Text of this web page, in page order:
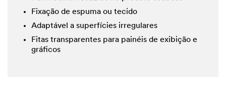
Fixação de espuma ou tecido
Adaptável a superfícies irregulares
Fitas transparentes para painéis de exibição e
gráficos